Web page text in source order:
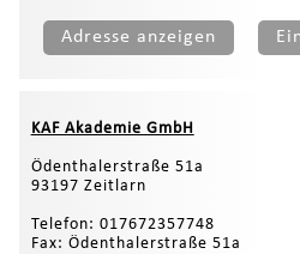
Adresse anzeigen
KAF Akademie GmbH
Ödenthalerstraße 51a
93197 Zeitlarn
Telefon: 017672357748
Fax: Ödenthalerstraße 51a